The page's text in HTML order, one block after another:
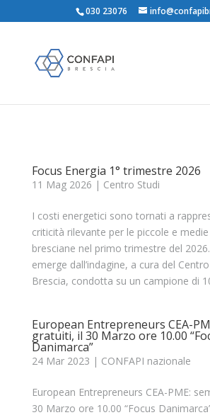
030 23076
Focus Energia 1° trimestre 2026
11 Mag 2026 | Centro Studi
I costi energetici sono tornati a
criticità rilevante per le piccole e
bresciane nel primo trimestre del
emerge dall’indagine, a cura del
Brescia, condotta su un campione di
European Entrepreneurs CEA-
gratuiti, il 30 Marzo ore 10.00
Danimarca”
24 Mar 2023 | CONFAPI nazionale
European Entrepreneurs CEA-PME:
30 Marzo ore 10.00 “Focus